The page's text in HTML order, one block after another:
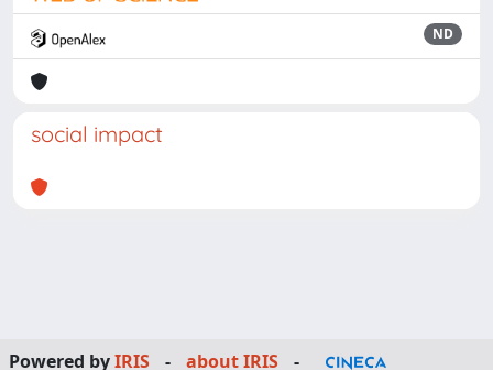
ND
social impact
Powered byIRIS - about IRIS -